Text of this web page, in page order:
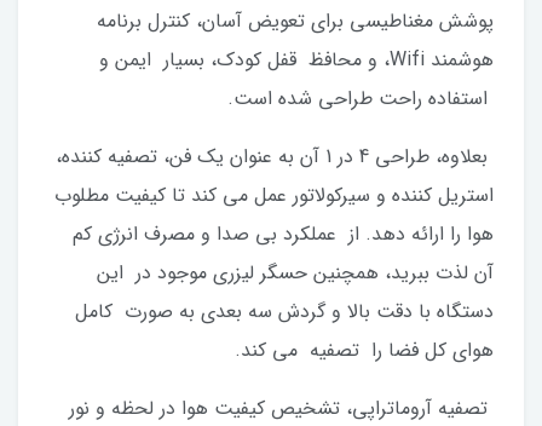
پوشش مغناطیسی برای تعویض آسان، کنترل برنامه
هوشمند Wifi، و محافظ قفل کودک، بسیار ایمن و
استفاده راحت طراحی شده است.
بعلاوه، طراحی 4 در 1 آن به عنوان یک فن، تصفیه کننده،
استریل کننده و سیرکولاتور عمل می کند تا کیفیت مطلوب
هوا را ارائه دهد. از عملکرد بی صدا و مصرف انرژی کم
آن لذت ببرید، همچنین حسگر لیزری موجود در این
دستگاه با دقت بالا و گردش سه بعدی به صورت کامل
هوای کل فضا را تصفیه می کند.
تصفیه آروماتراپی، تشخیص کیفیت هوا در لحظه و نور